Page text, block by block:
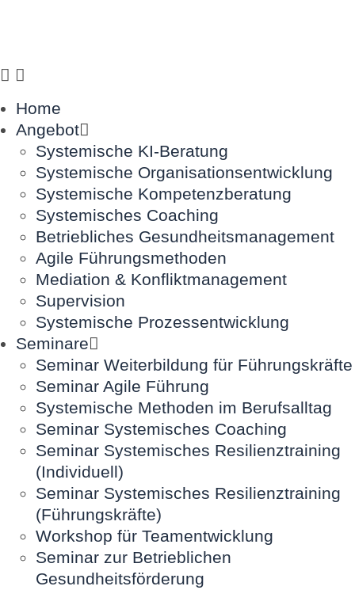
Home
Angebot
Systemische KI-Beratung
Systemische Organisationsentwicklung
Systemische Kompetenzberatung
Systemisches Coaching
Betriebliches Gesundheitsmanagement
Agile Führungsmethoden
Mediation & Konfliktmanagement
Supervision
Systemische Prozessentwicklung
Seminare
Seminar Weiterbildung für Führungskräfte
Seminar Agile Führung
Systemische Methoden im Berufsalltag
Seminar Systemisches Coaching
Seminar Systemisches Resilienztraining
(Individuell)
Seminar Systemisches Resilienztraining
(Führungskräfte)
Workshop für Teamentwicklung
Seminar zur Betrieblichen
Gesundheitsförderung